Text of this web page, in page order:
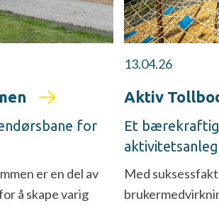
for
er en del av
å skape varig
13.04.26
Aktiv
Et
Med